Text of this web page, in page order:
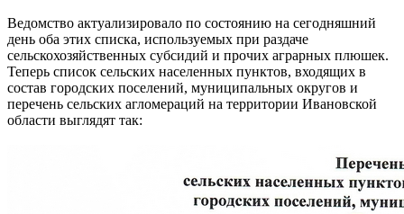
Ведомство актуализировало по состоянию на сегодняшний
день оба этих списка, используемых при раздаче
сельскохозяйственных субсидий и прочих аграрных плюшек.
Теперь список сельских населенных пунктов, входящих в
состав городских поселений, муниципальных округов и
перечень сельских агломераций на территории Ивановской
области выглядят так: